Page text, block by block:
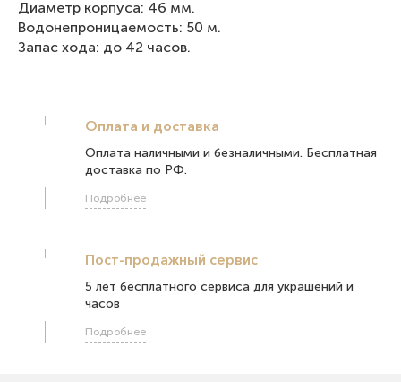
Диаметр корпуса: 46 мм.
Водонепроницаемость: 50 м.
Запас хода: до 42 часов.
Оплата и доставка
Оплата наличными и безналичными. Бесплатная
доставка по РФ.
Подробнее
Пост-продажный сервис
5 лет бесплатного сервиса для украшений и
часов
Подробнее